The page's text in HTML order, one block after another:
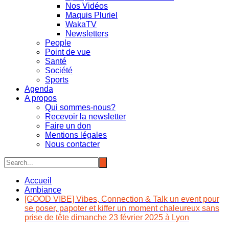
Nos Vidéos
Maquis Pluriel
WakaTV
Newsletters
People
Point de vue
Santé
Société
Sports
Agenda
A propos
Qui sommes-nous?
Recevoir la newsletter
Faire un don
Mentions légales
Nous contacter
Accueil
Ambiance
[GOOD VIBE] Vibes, Connection & Talk un event pour
se poser, papoter et kiffer un moment chaleureux sans
prise de tête dimanche 23 février 2025 à Lyon